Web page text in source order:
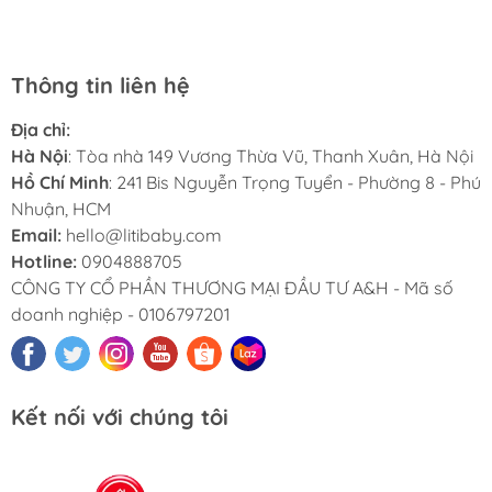
Thông tin liên hệ
Địa chỉ:
Hà Nội: Tòa nhà 149 Vương Thừa Vũ, Thanh Xuân, Hà Nội
Hồ Chí Minh: 241 Bis Nguyễn Trọng Tuyển - Phường 8 - Phú
Nhuận, HCM
Email: hello@litibaby.com
Hotline: 0904888705
CÔNG TY CỔ PHẦN THƯƠNG MẠI ĐẦU TƯ A&H - Mã số
doanh nghiệp - 0106797201
Kết nối với chúng tôi